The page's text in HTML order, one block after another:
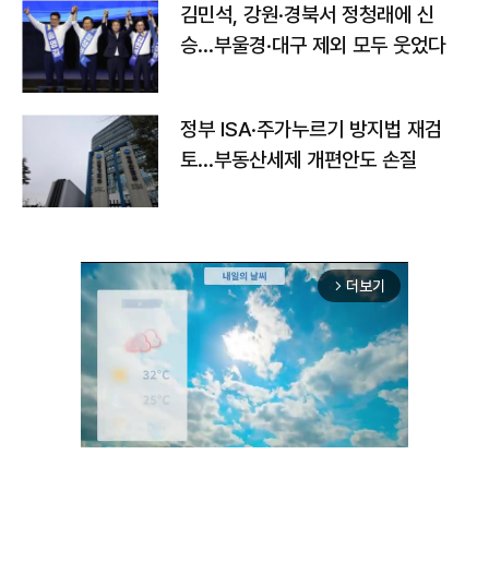
김민석, 강원·경북서 정청래에 신
승…부울경·대구 제외 모두 웃었다
정부 ISA·주가누르기 방지법 재검
토…부동산세제 개편안도 손질
arrow_forward_ios 더보기